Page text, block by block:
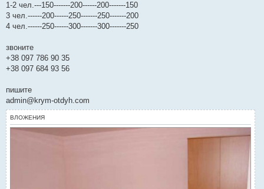
1-2 чел.---150-------200------200-------150
3 чел.------200------250-------250-------200
4 чел.------250------300-------300-------250
звоните
+38 097 786 90 35
+38 097 684 93 56
пишите
admin@krym-otdyh.com
ВЛОЖЕНИЯ